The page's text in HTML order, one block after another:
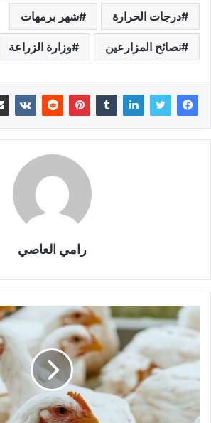
درجات الحرارة شهر برمهات
نصائح المزارعين وزارة الزراعة
رامي العاصي